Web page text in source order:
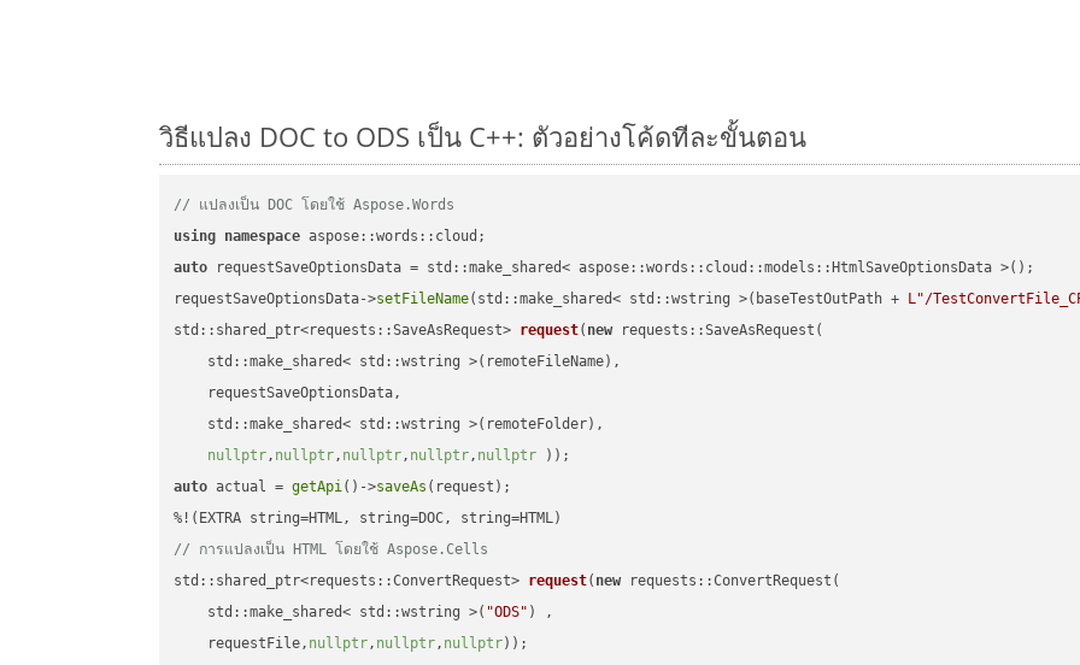
วิธีแปลง DOC to ODS เป็น C++: ตัวอย่างโค้ดทีละขั้นตอน
// แปลงเป็น DOC โดยใช้ Aspose.Words
using namespace
auto requestSaveOptionsData = std::make_shared< aspose::words::cloud::models::HtmlSaveOptionsData >();
requestSaveOptionsData->setFileName(std::make_shared< std::wstring >(baseTestOutPath + L"/
std::shared_ptr<requests::SaveAsRequest> request( new requests::SaveAsRequest(
    std::make_shared< std::wstring >(remoteFileName),
    requestSaveOptionsData,
    std::make_shared< std::wstring >(remoteFolder),
nullptr, nullptr, nullptr, nullptr, nullptr ))
auto actual = getApi()->saveAs (request);
// การแปลงเป็น HTML โดยใช้ Aspose.Cells
std::shared_ptr<requests::ConvertRequest> request( new requests::ConvertRequest(
    std::make_shared< std::wstring >(
"ODS" ) ,
    requestFile,
nullptr, nullptr, nullptr))